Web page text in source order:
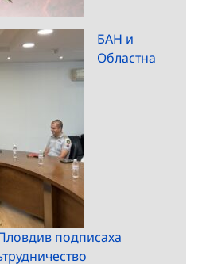
БАН и
Областна
подписаха